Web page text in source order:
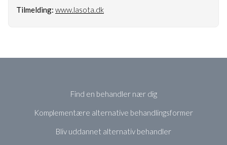
Tilmelding: www.lasota.dk
Find en behandler nær dig
Komplementære alternative behandlingsformer
Bliv uddannet alternativ behandler